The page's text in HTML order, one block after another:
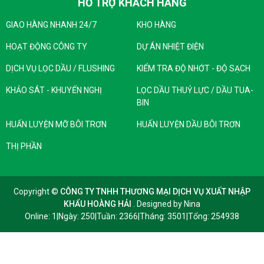
HỖ TRỢ KHÁCH HÀNG
GIAO HÀNG NHANH 24/7 KHO HÀNG
HOẠT ĐỘNG CÔNG TY DỰ ÁN NHIỆT ĐIỆN
DỊCH VỤ LỌC DẦU / FLUSHING KIỂM TRA ĐỘ NHỚT - ĐỘ SẠCH
KHẢO SÁT - KHUYẾN NGHỊ
LỌC DẦU THUỶ LỰC / DẦU TUA-
BIN
HUẤN LUYỆN MỠ BÔI TRƠN HUẤN LUYỆN DẦU BÔI TRƠN
THỊ PHẦN
Copyright © CÔNG TY TNHH THƯƠNG MẠI DỊCH VỤ XUẤT NHẬP
KHẨU HOÀNG HẢI
. Designed by Nina
Online: 1 Ngày: 250 Tuần: 2366 Tháng: 3501 Tổng: 254938